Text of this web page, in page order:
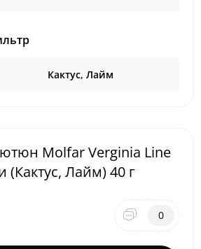
Кактус, Лайм
Molfar Verginia Line
Лайм) 40 г
0